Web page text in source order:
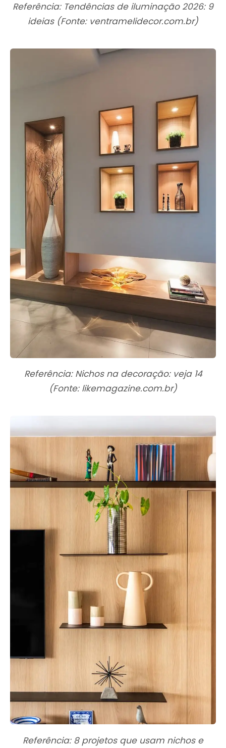
Referência: Tendências de iluminação 2026: 9
ideias (Fonte: ventramelidecor.com.br)
Referência: Nichos na decoração: veja 14
(Fonte: likemagazine.com.br)
Referência: 8 projetos que usam nichos e